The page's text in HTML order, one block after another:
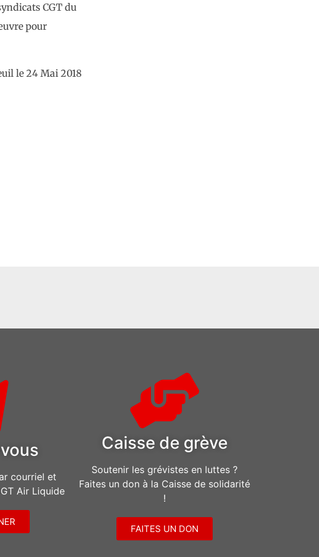
CGT du
pour
le 24 Mai 2018
courriel et
Air Liquide
Caisse de grève
Soutenir les grévistes en luttes ?
Faites un don à la Caisse de solidarité
!
FAITES UN DON